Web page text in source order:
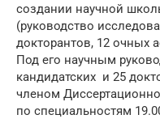
создании научной
(руководство
докторантов, 12 очных
Под его научным
кандидатских и 25
членом
по специальностям